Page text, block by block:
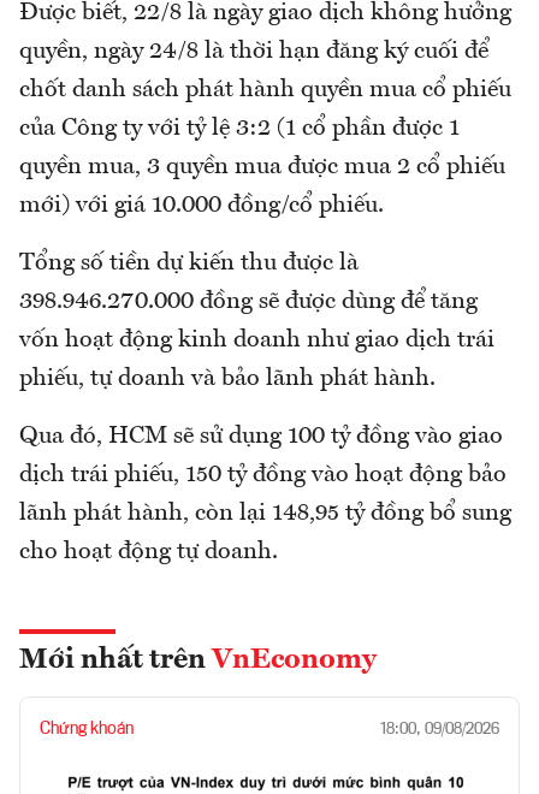
Được biết, 22/8 là ngày giao dịch không hưởng
quyền, ngày 24/8 là thời hạn đăng ký cuối để
chốt danh sách phát hành quyền mua cổ phiếu
của Công ty với tỷ lệ 3:2 (1 cổ phần được 1
quyền mua, 3 quyền mua được mua 2 cổ phiếu
mới) với giá 10.000 đồng/cổ phiếu.
Tổng số tiền dự kiến thu được là
398.946.270.000 đồng sẽ được dùng để tăng
vốn hoạt động kinh doanh như giao dịch trái
phiếu, tự doanh và bảo lãnh phát hành.
Qua đó, HCM sẽ sử dụng 100 tỷ đồng vào giao
dịch trái phiếu, 150 tỷ đồng vào hoạt động bảo
lãnh phát hành, còn lại 148,95 tỷ đồng bổ sung
cho hoạt động tự doanh.
Mới nhất trên VnEconomy
Chứng khoán 18:00, 09/08/2026